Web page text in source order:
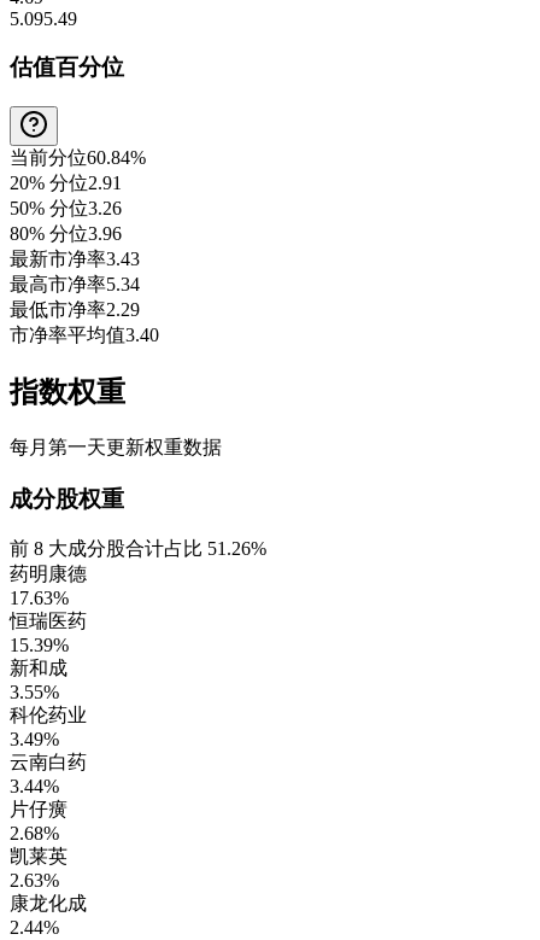
5.095.49
估值百分位
当前分位60.84%
20% 分位2.91
50% 分位3.26
80% 分位3.96
最新市净率3.43
最高市净率5.34
最低市净率2.29
市净率平均值3.40
指数权重
每月第一天更新权重数据
成分股权重
前 8 大成分股合计占比 51.26%
药明康德
17.63%
恒瑞医药
15.39%
新和成
3.55%
科伦药业
3.49%
云南白药
3.44%
片仔癀
2.68%
凯莱英
2.63%
康龙化成
2.44%